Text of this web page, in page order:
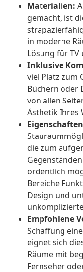
Materialien:
gemacht, ist
in moderne
Lösung für
Inklusive
viel Platz zum
Büchern oder
von allen
Ästhetik Ihres
die zum
ordentlich
Bereiche
Design und
Empfohlene
Schaffung
eignet sich
Räume mit
Fernseher